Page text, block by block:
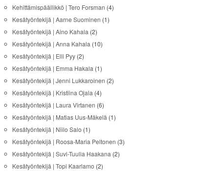
Kehittämispäällikkö | Tero Forsman (4)
Kesätyöntekijä | Aarne Suominen (1)
Kesätyöntekijä | Aino Kahala (2)
Kesätyöntekijä | Anna Kahala (10)
Kesätyöntekijä | Elli Pyy(2)
Kesätyöntekijä | Emma Hakala (1)
Kesätyöntekijä | Jenni Lukkaroinen (2)
Kesätyöntekijä | Kristiina Ojala (4)
Kesätyöntekijä | Laura Virtanen (6)
Kesätyöntekijä | Matias Uus-Mäkelä (1)
Kesätyöntekijä | Niilo Salo (1)
Kesätyöntekijä | Roosa-Maria Peltonen (3)
Kesätyöntekijä | Suvi-Tuulia Haakana (2)
Kesätyöntekijä | Topi Kaarlamo (2)